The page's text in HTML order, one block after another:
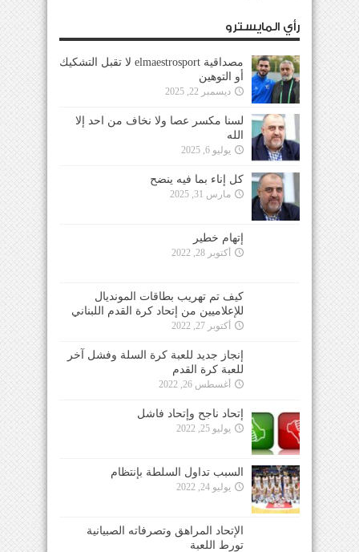
رأي المايسترو
مصداقية elmaestrosport لا تقبل التشكيك
أو التوهين
ديسمبر 22, 2025
لسنا مكسر عصا ولا نخاف من احد إلا
الله
يوليو 6, 2025
كل إناء بما فيه ينضح
مارس 31, 2025
إتهام خطير
أكتوبر 28, 2022
كيف تم تهريب بطاقات المونديال
للإعلاميين من إتحاد كرة القدم اللبناني
أكتوبر 27, 2022
إنجاز جديد للعبة كرة السلة وفشل آخر
للعبة كرة القدم
أغسطس 26, 2022
إتحاد ناجح وإتحاد فاشل
يوليو 25, 2022
السبب تداول السلطة بإنتظام
يوليو 24, 2022
الإتحاد المراهق وتصرفاته الصبيانية
تورط اللعبة